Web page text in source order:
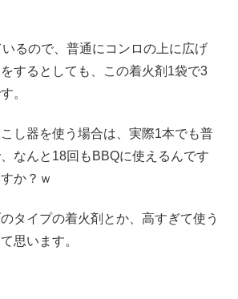
るので、普通にコンロの上に広げ
するとしても、この着火剤1袋で3
。
し器を使う場合は、実際1本でも普
なんと18回もBBQに使えるんです
か？ｗ
タイプの着火剤とか、高すぎて使う
思います。